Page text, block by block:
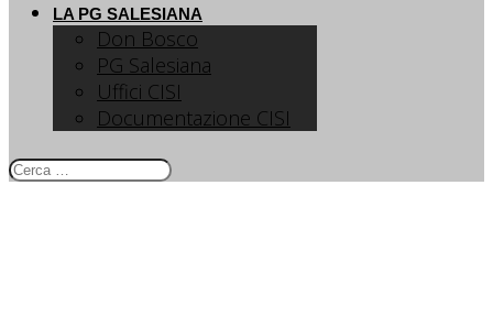
LA PG SALESIANA
Don Bosco
PG Salesiana
Uffici CISI
Documentazione CISI